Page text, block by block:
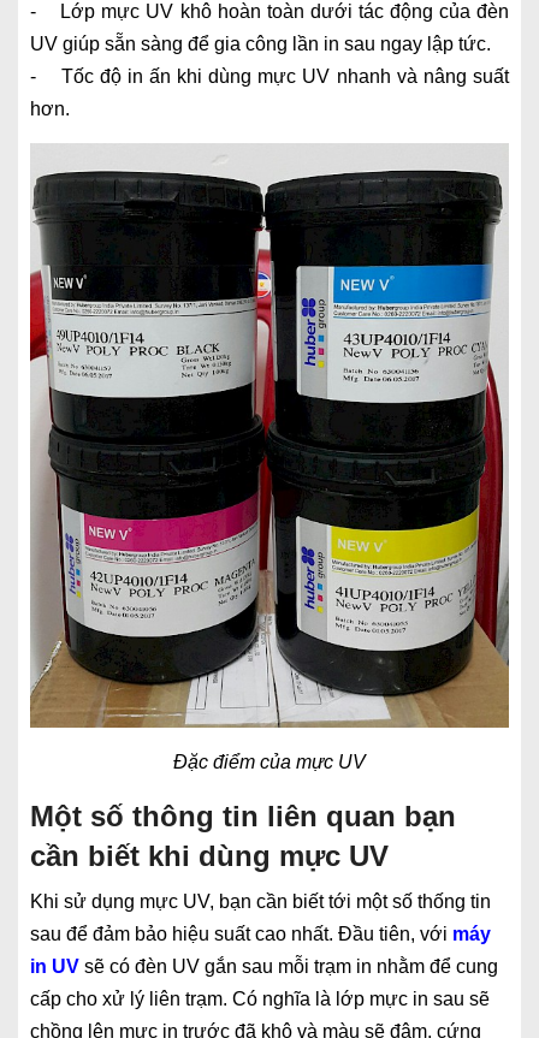
- Lớp mực UV khô hoàn toàn dưới tác động của đèn
UV giúp sẵn sàng để gia công lần in sau ngay lập tức.
- Tốc độ in ấn khi dùng mực UV nhanh và nâng suất
hơn.
Đặc điểm của mực UV
Một số thông tin liên quan bạn
cần biết khi dùng mực UV
Khi sử dụng mực UV, bạn cần biết tới một số thống tin
sau để đảm bảo hiệu suất cao nhất. Đầu tiên, với máy
in UV sẽ có đèn UV gắn sau mỗi trạm in nhằm để cung
cấp cho xử lý liên trạm. Có nghĩa là lớp mực in sau sẽ
chồng lên mực in trước đã khô và màu sẽ đậm, cứng